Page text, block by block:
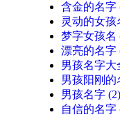
含金的名字
灵动的女孩
梦字女孩名
漂亮的名字
男孩名字大
男孩阳刚的
男孩名字 (2)
自信的名字